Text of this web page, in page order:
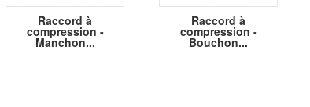
Raccord à
compression -
Manchon...
Raccord à
compression -
Bouchon...